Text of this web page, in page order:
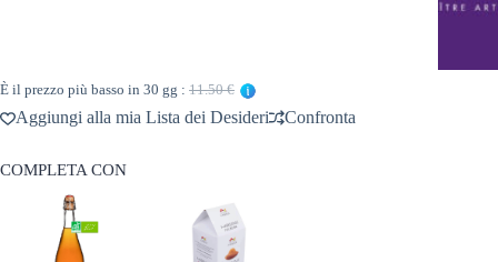
È il prezzo più basso in 30 gg : 11.50 €
Aggiungi alla mia Lista dei Desideri Confronta
COMPLETA CON